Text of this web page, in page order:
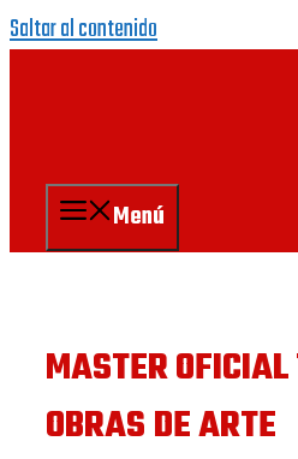
Saltar al contenido
Menú
MASTER
OBRAS DE ARTE